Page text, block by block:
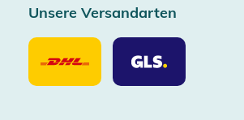
Unsere Versandarten
Unsere
Versandarten
DHL
Unsere
Versandarten
GLS